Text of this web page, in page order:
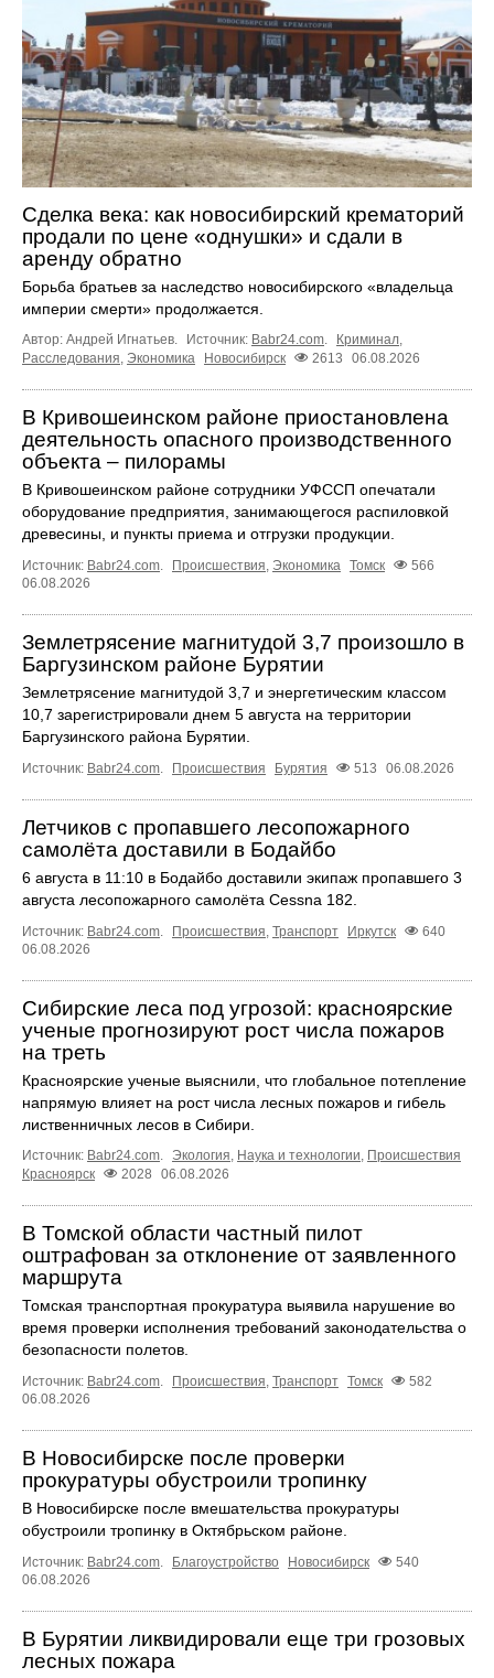
Сделка века: как новосибирский крематорий
продали по цене «однушки» и сдали в
аренду обратно
Борьба братьев за наследство новосибирского «владельца
империи смерти» продолжается.
Автор: Андрей Игнатьев. Источник: Babr24.com Криминал
Расследования Экономика Новосибирск 2613 06.08.2026
В Кривошеинском районе приостановлена
деятельность опасного производственного
объекта – пилорамы
В Кривошеинском районе сотрудники УФССП опечатали
оборудование предприятия, занимающегося распиловкой
древесины, и пункты приема и отгрузки продукции.
Источник: Babr24.com Происшествия Экономика Томск
566
06.08.2026
Землетрясение магнитудой 3,7 произошло в
Баргузинском районе Бурятии
Землетрясение магнитудой 3,7 и энергетическим классом
10,7 зарегистрировали днем 5 августа на территории
Баргузинского района Бурятии.
Источник: Babr24.com. Происшествия Бурятия 513 06.08.2026
Летчиков с пропавшего лесопожарного
самолёта доставили в Бодайбо
6 августа в 11:10 в Бодайбо доставили экипаж пропавшего 3
августа лесопожарного самолёта Cessna 182.
Источник: Babr24.com. Происшествия, Транспорт Иркутск
640
06.08.2026
Сибирские леса под угрозой: красноярские
ученые прогнозируют рост числа пожаров
на треть
Красноярские ученые выяснили, что глобальное потепление
напрямую влияет на рост числа лесных пожаров и гибель
лиственничных лесов в Сибири.
Источник: Babr24.com. Экология, Наука и технологии, Происшествия
Красноярск
2028 06.08.2026
В Томской области частный пилот
оштрафован за отклонение от заявленного
маршрута
Томская транспортная прокуратура выявила нарушение во
время проверки исполнения требований законодательства о
безопасности полетов.
Источник: Babr24.com. Происшествия, Транспорт Томск
582
06.08.2026
В Новосибирске после проверки
прокуратуры обустроили тропинку
В Новосибирске после вмешательства прокуратуры
обустроили тропинку в Октябрьском районе.
Источник: Babr24.com. Благоустройство Новосибирск
540
06.08.2026
В Бурятии ликвидировали еще три грозовых
лесных пожара